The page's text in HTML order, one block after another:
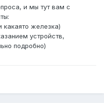
и мы тут вам с
какаято железка)
устройств,
подробно)